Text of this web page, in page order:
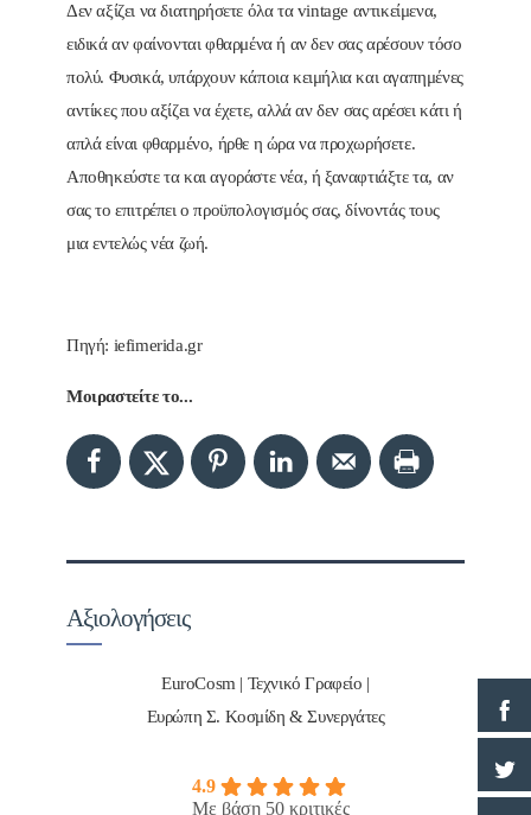
Δεν αξίζει να διατηρήσετε όλα τα vintage αντικείμενα,
ειδικά αν φαίνονται φθαρμένα ή αν δεν σας αρέσουν τόσο
πολύ. Φυσικά, υπάρχουν κάποια κειμήλια και αγαπημένες
αντίκες που αξίζει να έχετε, αλλά αν δεν σας αρέσει κάτι ή
απλά είναι φθαρμένο, ήρθε η ώρα να προχωρήσετε.
Αποθηκεύστε τα και αγοράστε νέα, ή ξαναφτιάξτε τα, αν
σας το επιτρέπει ο προϋπολογισμός σας, δίνοντάς τους
μια εντελώς νέα ζωή.
Πηγή: iefimerida.gr
Μοιραστείτε το...
Αξιολογήσεις
EuroCosm | Τεχνικό Γραφείο |
Ευρώπη Σ. Κοσμίδη & Συνεργάτες
4.9
Με βάση 50 κριτικές